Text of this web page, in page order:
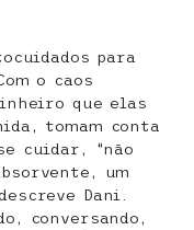
para
o caos
que elas
tomam conta
cuidar, “não
um
Dani.
conversando,